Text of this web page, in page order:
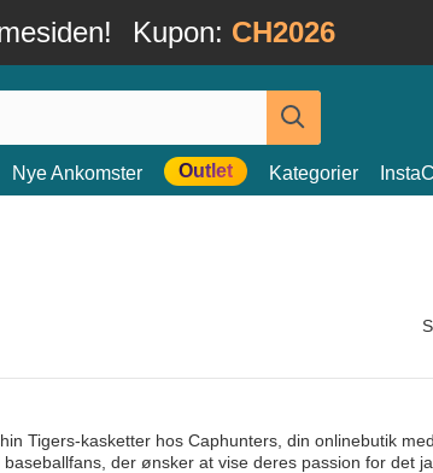
Kupon: CH2026
Nye Ankomster Outlet Kategorier
Tigers-kasketter hos Caphunters, din onlinebutik
der ønsker at vise deres passion for det